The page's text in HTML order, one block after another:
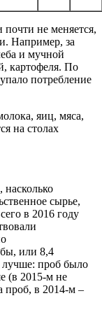
не меняется,
Например, за
и мучной
картофеля. По
потребление
яиц, мяса,
на столах
сырье,
в 2016 году
или 8,4
проб было
(в 2015-м не
проб, в 2014-м –